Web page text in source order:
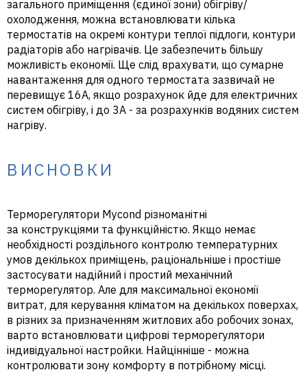
загального приміщення (єдиної зони) обігріву/
охолодження, можна встановлювати кілька
термостатів на окремі контури теплої підлоги, контури
радіаторів або нагрівачів. Це забезпечить більшу
можливість економії. Ще слід врахувати, що сумарне
навантаження для одного термостата зазвичай не
перевищує 16А, якщо розрахунок йде для електричних
систем обігріву, і до 3А - за розрахунків водяних систем
нагріву.
ВИСНОВКИ
Терморегулятори Mycond різноманітні
за конструкціями та функційністю. Якщо немає
необхідності роздільного контролю температурних
умов декількох приміщень, раціональніше і простіше
застосувати надійний і простий механічний
терморегулятор. Але для максимальної економії
витрат, для керування кліматом на декількох поверхах,
в різних за призначенням житлових або робочих зонах,
варто встановлювати цифрові терморегулятори
індивідуальної настройки. Найцінніше - можна
контролювати зону комфорту в потрібному місці.